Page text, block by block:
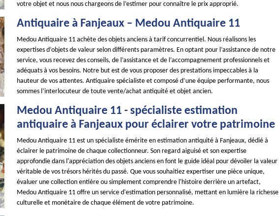
votre objet et nous nous chargeons de l’estimer pour connaître le prix approprié.
Antiquaire à Fanjeaux – Medou Antiquaire 11
Medou Antiquaire 11 achète des objets anciens à tarif concurrentiel. Nous réalisons les
expertises d’objets de valeur selon différents paramètres. En optant pour l’assistance de notre
service, vous recevez des conseils, de l’assistance et de l’accompagnement professionnels et
adéquats à vos besoins. Notre but est de vous proposer des prestations impeccables à la
hauteur de vos attentes. Antiquaire spécialiste et composé d’une équipe performante, nous
sommes l’interlocuteur de toute vente/achat antiquité et objet ancien.
Medou Antiquaire 11 - spécialiste estimation
antiquaire à Fanjeaux pour éclairer votre patrimoine
Medou Antiquaire 11 est un spécialiste émérite en estimation antiquité à Fanjeaux, dédié à
éclairer le patrimoine de chaque collectionneur. Son regard aiguisé et son expertise
approfondie dans l'appréciation des objets anciens en font le guide idéal pour dévoiler la valeur
véritable de vos trésors hérités du passé. Que vous souhaitiez expertiser une pièce unique,
évaluer une collection entière ou simplement comprendre l'histoire derrière un artefact,
Medou Antiquaire 11 offre un service d'estimation personnalisé, mettant en lumière la richesse
culturelle et monétaire de chaque élément de votre patrimoine.